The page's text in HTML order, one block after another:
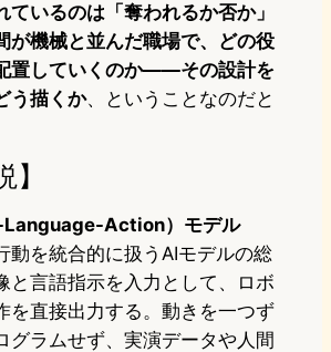
ているのは「奪われるか否か」
が機械と並んだ職場で、どの役
置していくのか——その設計を
う描くか、ということなのだと
Action）モデル
動を統合的に扱うAIモデルの総
と言語指示を入力として、ロボ
を直接出力する。動きを一つず
グラムせず、実演データや人間